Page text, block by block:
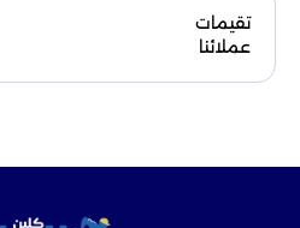
تقيمات
عملائنا